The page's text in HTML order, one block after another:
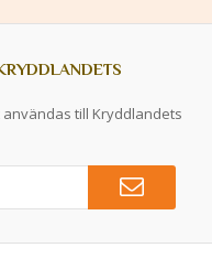
till Kryddlandets